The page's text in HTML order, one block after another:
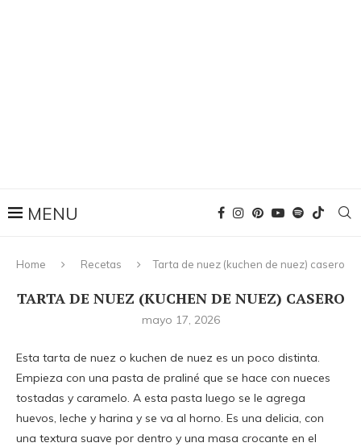
Home Recetas Tarta de nuez (kuchen de nuez) casero
TARTA DE NUEZ (KUCHEN DE NUEZ) CASERO
mayo 17, 2026
Esta tarta de nuez o kuchen de nuez es un poco distinta.
Empieza con una pasta de praliné que se hace con nueces
tostadas y caramelo. A esta pasta luego se le agrega
huevos, leche y harina y se va al horno. Es una delicia, con
una textura suave por dentro y una masa crocante en el